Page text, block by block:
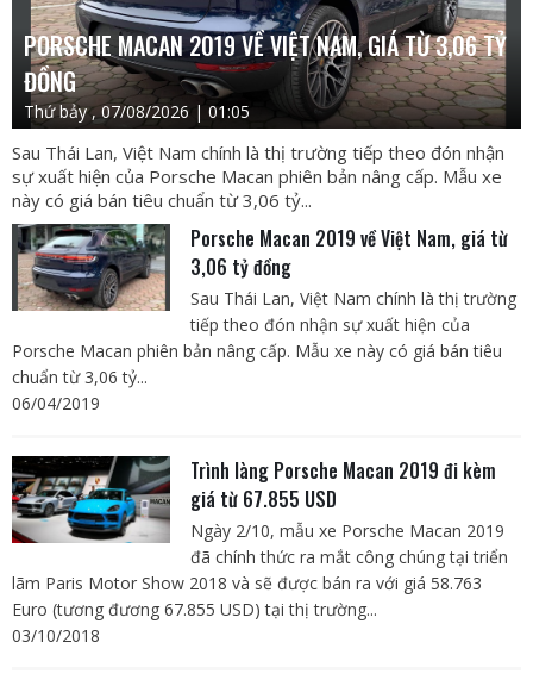
PORSCHE MACAN 2019 VỀ VIỆT NAM, GIÁ TỪ 3,06 TỶ
ĐỒNG
Thứ bảy , 07/08/2026 | 01:05
Sau Thái Lan, Việt Nam chính là thị trường tiếp theo đón nhận
sự xuất hiện của Porsche Macan phiên bản nâng cấp. Mẫu xe
này có giá bán tiêu chuẩn từ 3,06 tỷ...
Porsche Macan 2019 về Việt Nam, giá từ
3,06 tỷ đồng
Sau Thái Lan, Việt Nam chính là thị trường
tiếp theo đón nhận sự xuất hiện của
Porsche Macan phiên bản nâng cấp. Mẫu xe này có giá bán tiêu
chuẩn từ 3,06 tỷ...
06/04/2019
Trình làng Porsche Macan 2019 đi kèm
giá từ 67.855 USD
Ngày 2/10, mẫu xe Porsche Macan 2019
đã chính thức ra mắt công chúng tại triển
lãm Paris Motor Show 2018 và sẽ được bán ra với giá 58.763
Euro (tương đương 67.855 USD) tại thị trường...
03/10/2018